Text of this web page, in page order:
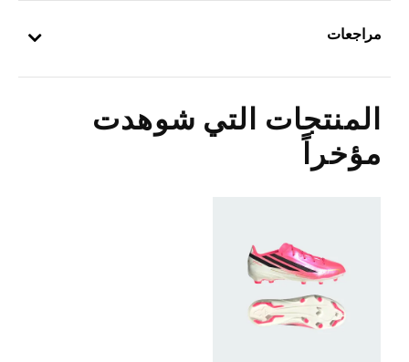
مراجعات
المنتجات التي شوهدت
مؤخراً